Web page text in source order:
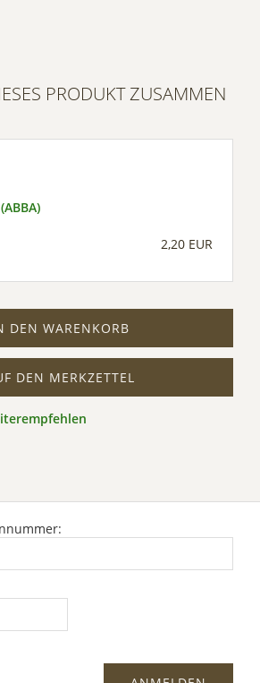
PRODUKT ZUSAMMEN
2,20 EUR
DEN WARENKORB
DEN MERKZETTEL